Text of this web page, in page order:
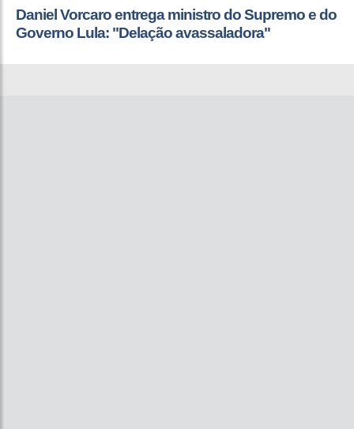
Daniel Vorcaro entrega ministro do Supremo e do
Governo Lula: "Delação avassaladora"